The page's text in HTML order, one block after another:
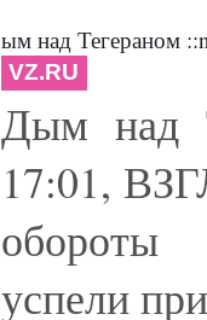
ым над Тегераном
VZ.RU
Дым над
17:01,
обороты
успели